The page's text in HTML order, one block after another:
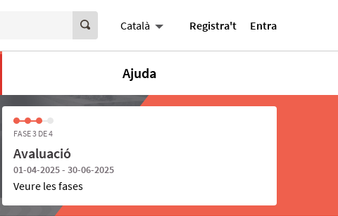
Català Registra't Entra
Ajuda
FASE 3 DE 4
Avaluació
01-04-2025 - 30-06-2025
Veure les fases